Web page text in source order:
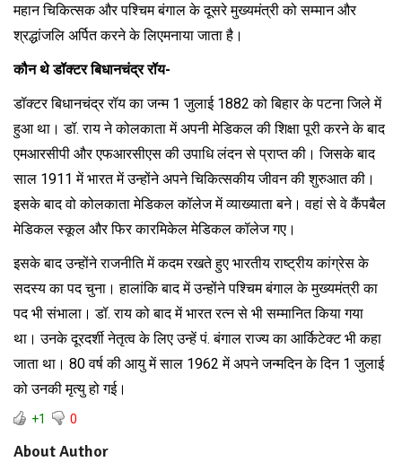
महान चिकित्सक और पश्चिम बंगाल के दूसरे मुख्यमंत्री को सम्मान और
श्रद्धांजलि अर्पित करने के लिएमनाया जाता है।
कौन थे डॉक्टर बिधानचंद्र रॉय-
डॉक्टर बिधानचंद्र रॉय का जन्म 1 जुलाई 1882 को बिहार के पटना जिले में
हुआ था। डॉ. राय ने कोलकाता में अपनी मेडिकल की शिक्षा पूरी करने के बाद
एमआरसीपी और एफआरसीएस की उपाधि लंदन से प्राप्त की। जिसके बाद
साल 1911 में भारत में उन्होंने अपने चिकित्सकीय जीवन की शुरुआत की।
इसके बाद वो कोलकाता मेडिकल कॉलेज में व्याख्याता बने। वहां से वे कैंपबैल
मेडिकल स्कूल और फिर कारमिकेल मेडिकल कॉलेज गए।
इसके बाद उन्होंने राजनीति में कदम रखते हुए भारतीय राष्ट्रीय कांग्रेस के
सदस्य का पद चुना। हालांकि बाद में उन्होंने पश्चिम बंगाल के मुख्यमंत्री का
पद भी संभाला। डॉ. राय को बाद में भारत रत्न से भी सम्मानित किया गया
था। उनके दूरदर्शी नेतृत्व के लिए उन्हें पं. बंगाल राज्य का आर्किटेक्ट भी कहा
जाता था। 80 वर्ष की आयु में साल 1962 में अपने जन्मदिन के दिन 1 जुलाई
को उनकी मृत्यु हो गई।
+1 0
About Author